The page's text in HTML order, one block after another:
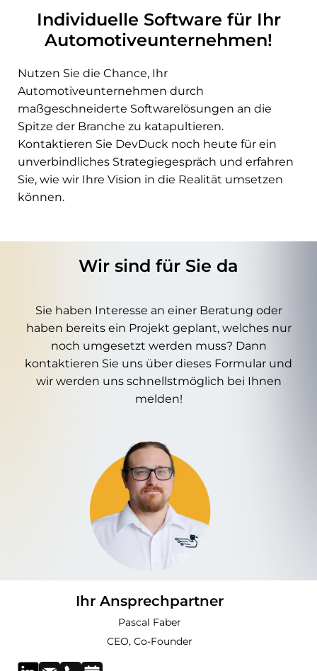
Individuelle Software für Ihr
Automotiveunternehmen!
Nutzen Sie die Chance, Ihr
Automotiveunternehmen durch
maßgeschneiderte Softwarelösungen an die
Spitze der Branche zu katapultieren.
Kontaktieren Sie DevDuck noch heute für ein
unverbindliches Strategiegespräch und erfahren
Sie, wie wir Ihre Vision in die Realität umsetzen
können.
Wir sind für Sie da
Sie haben Interesse an einer Beratung oder
haben bereits ein Projekt geplant, welches nur
noch umgesetzt werden muss? Dann
kontaktieren Sie uns über dieses Formular und
wir werden uns schnellstmöglich bei Ihnen
melden!
Ihr Ansprechpartner
Pascal Faber
CEO, Co-Founder